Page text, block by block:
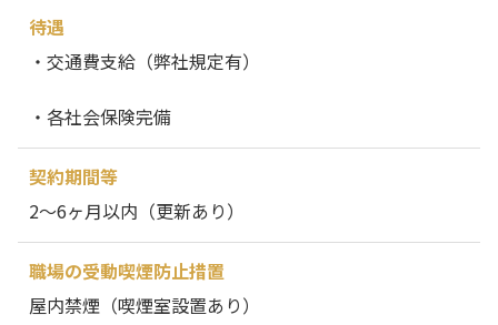
待遇
・交通費支給（弊社規定有）
・各社会保険完備
契約期間等
2～6ヶ月以内（更新あり）
職場の受動喫煙防止措置
屋内禁煙（喫煙室設置あり）